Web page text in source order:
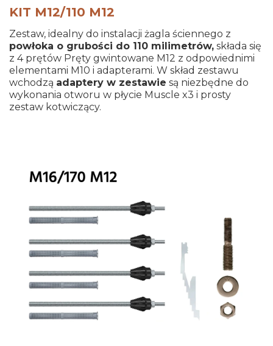
KIT M12/110 M12
Zestaw, idealny do instalacji żagla ściennego z
powłoka o grubości do 110 milimetrów, składa się
z 4 prętów Pręty gwintowane M12 z odpowiednimi
elementami M10 i adapterami. W skład zestawu
wchodzą adaptery w zestawie są niezbędne do
wykonania otworu w płycie Muscle x3 i prosty
zestaw kotwiczący.